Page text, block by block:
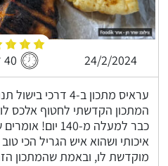
24/2/2024 40 דקות
עראיס מתכון ב-4
המתכון הקדשתי לחטוף אלכס
כבר למעלה מ-140
איכותי ושהוא איש הגריל הכי
מוקדשת לו, ובאמת שהמתכון